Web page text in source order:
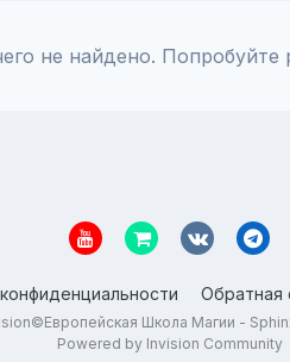
не найдено. Попробуйте
Обратная
Школа Магии -
Powered by Invision Community